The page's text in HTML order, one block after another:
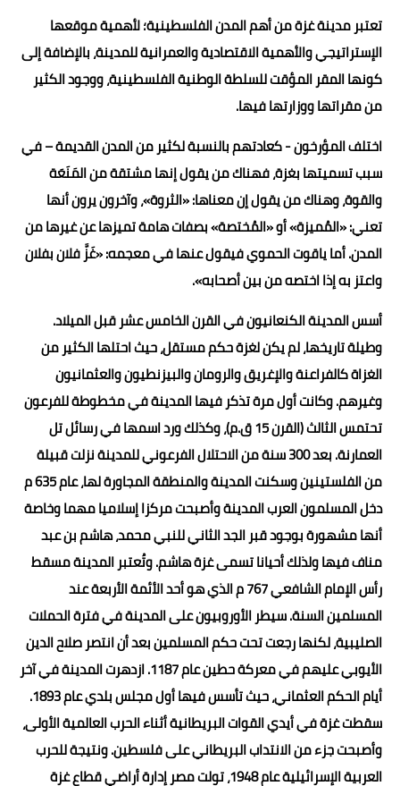
تعتبر مدينة غزة من أهم المدن الفلسطينية؛ لأهمية موقعها
الإستراتيجي والأهمية الاقتصادية والعمرانية للمدينة، بالإضافة إلى
كونها المقر المؤقت للسلطة الوطنية الفلسطينية، ووجود الكثير
من مقراتها ووزارتها فيها.
اختلف المؤرخون - كعادتهم بالنسبة لكثير من المدن القديمة – في
سبب تسميتها بغزة، فهناك من يقول إنها مشتقة من المَنَعَة
والقوة، وهناك من يقول إن معناها: «الثروة»، وآخرون يرون أنها
تعني: «المُميزة» أو «المُختصة» بصفات هامة تميزها عن غيرها من
المدن. أما ياقوت الحموي فيقول عنها في معجمه: «غَزَّ فلان بفلان
واعتز به إذا اختصه من بين أصحابه».
أسس المدينة الكنعانيون في القرن الخامس عشر قبل الميلاد.
وطيلة تاريخها، لم يكن لغزة حكم مستقل، حيث احتلها الكثير من
الغزاة كالفراعنة والإغريق والرومان والبيزنطيون والعثمانيون
وغيرهم. وكانت أول مرة تذكر فيها المدينة في مخطوطة للفرعون
تحتمس الثالث (القرن 15 ق.م)، وكذلك ورد اسمها في رسائل تل
العمارنة. بعد 300 سنة من الاحتلال الفرعوني للمدينة نزلت قبيلة
من الفلستينين وسكنت المدينة والمنطقة المجاورة لها، عام 635 م
دخل المسلمون العرب المدينة وأصبحت مركزا إسلاميا مهما وخاصة
أنها مشهورة بوجود قبر الجد الثاني للنبي محمد، هاشم بن عبد
مناف فيها ولذلك أحيانا تسمى غزة هاشم. وتُعتبر المدينة مسقط
رأس الإمام الشافعي 767 م الذي هو أحد الأئمة الأربعة عند
المسلمين السنة. سيطر الأوروبيون على المدينة في فترة الحملات
الصليبية، لكنها رجعت تحت حكم المسلمين بعد أن انتصر صلاح الدين
الأيوبي عليهم في معركة حطين عام 1187. ازدهرت المدينة في آخر
أيام الحكم العثماني، حيث تأسس فيها أول مجلس بلدي عام 1893.
سقطت غزة في أيدي القوات البريطانية أثناء الحرب العالمية الأولى،
وأصبحت جزء من الانتداب البريطاني على فلسطين. ونتيجة للحرب
العربية الإسرائيلية عام 1948، تولت مصر إدارة أراضي قطاع غزة